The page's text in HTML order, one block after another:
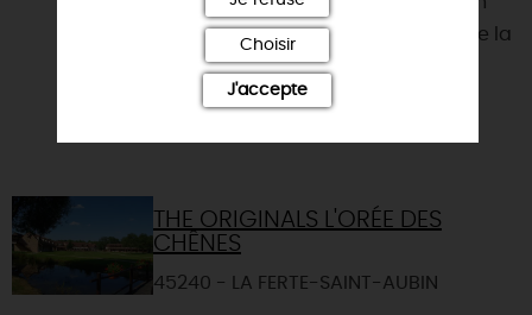
survol inoubliable de la Sologne, de la
Loire et du Loir...
THE ORIGINALS L'ORÉE DES
CHÊNES
45240 - LA FERTE-SAINT-AUBIN
Choisir
J'accepte